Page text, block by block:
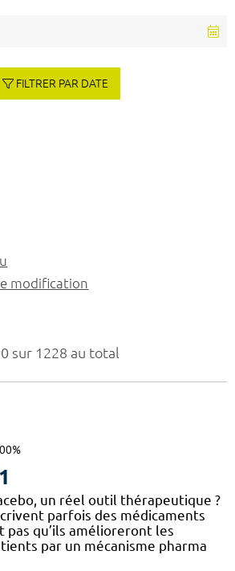
sur 1228 au total
un réel outil thérapeutique ?
parfois des médicaments
pas qu’ils amélioreront les
par un mécanisme pharma
FILTRER PAR DATE
modification